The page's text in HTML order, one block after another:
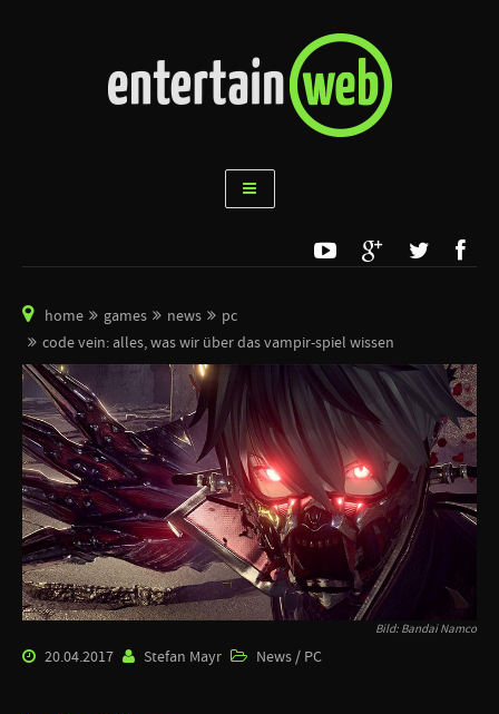
home games news
pc
code vein: alles, was wir über das vampir-spiel wissen
Bild: Bandai Namco
20.04.2017 Stefan Mayr News / PC